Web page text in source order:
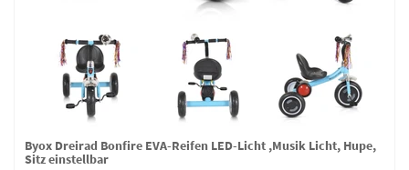
Byox Dreirad Bonfire EVA-Reifen LED-Licht ,Musik Licht, Hupe,
Sitz einstellbar